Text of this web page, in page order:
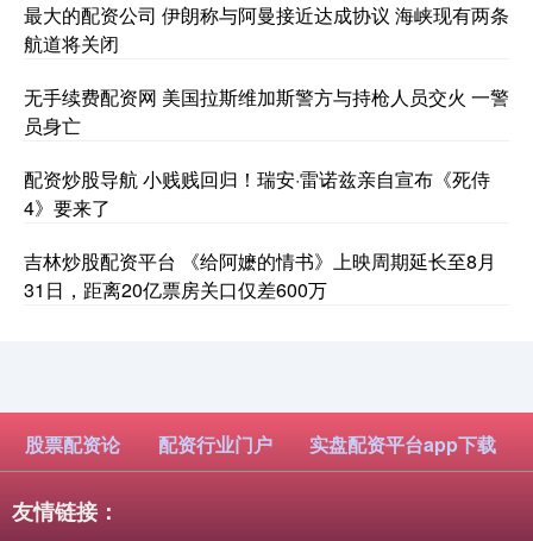
最大的配资公司 伊朗称与阿曼接近达成协议 海峡现有两条
航道将关闭
无手续费配资网 美国拉斯维加斯警方与持枪人员交火 一警
员身亡
配资炒股导航 小贱贱回归！瑞安·雷诺兹亲自宣布《死侍
4》要来了
吉林炒股配资平台 《给阿嬷的情书》上映周期延长至8月
31日，距离20亿票房关口仅差600万
股票配资论 配资行业门户 实盘配资平台app下载
友情链接：